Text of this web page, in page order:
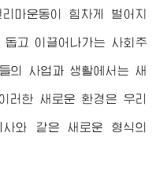
마운동이 힘차게 벌어지
고 이끌어나가는 사회주
의 사업과 생활에서는 새
러한 새로운 환경은 우리
사와 같은 새로운 형식의